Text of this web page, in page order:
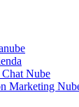
Chat Nube
Marketing